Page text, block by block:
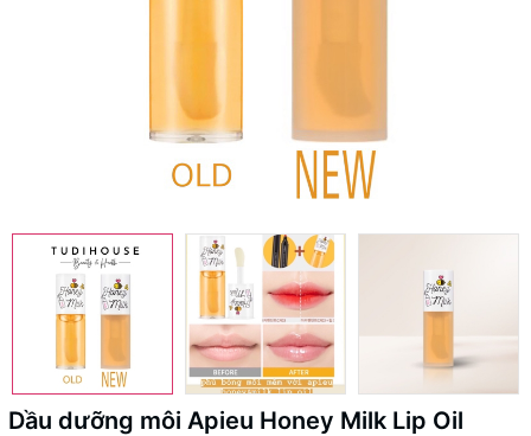
Dầu dưỡng môi Apieu Honey Milk Lip Oil